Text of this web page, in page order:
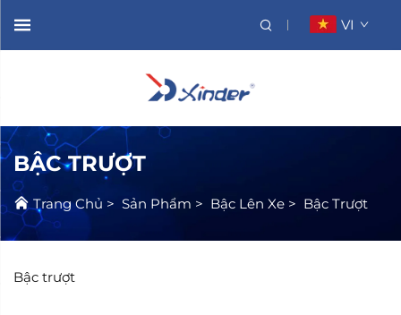
VI
BẬC TRƯỢT
Trang Chủ > Sản Phẩm > Bậc Lên Xe > Bậc Trượt
Bậc trượt